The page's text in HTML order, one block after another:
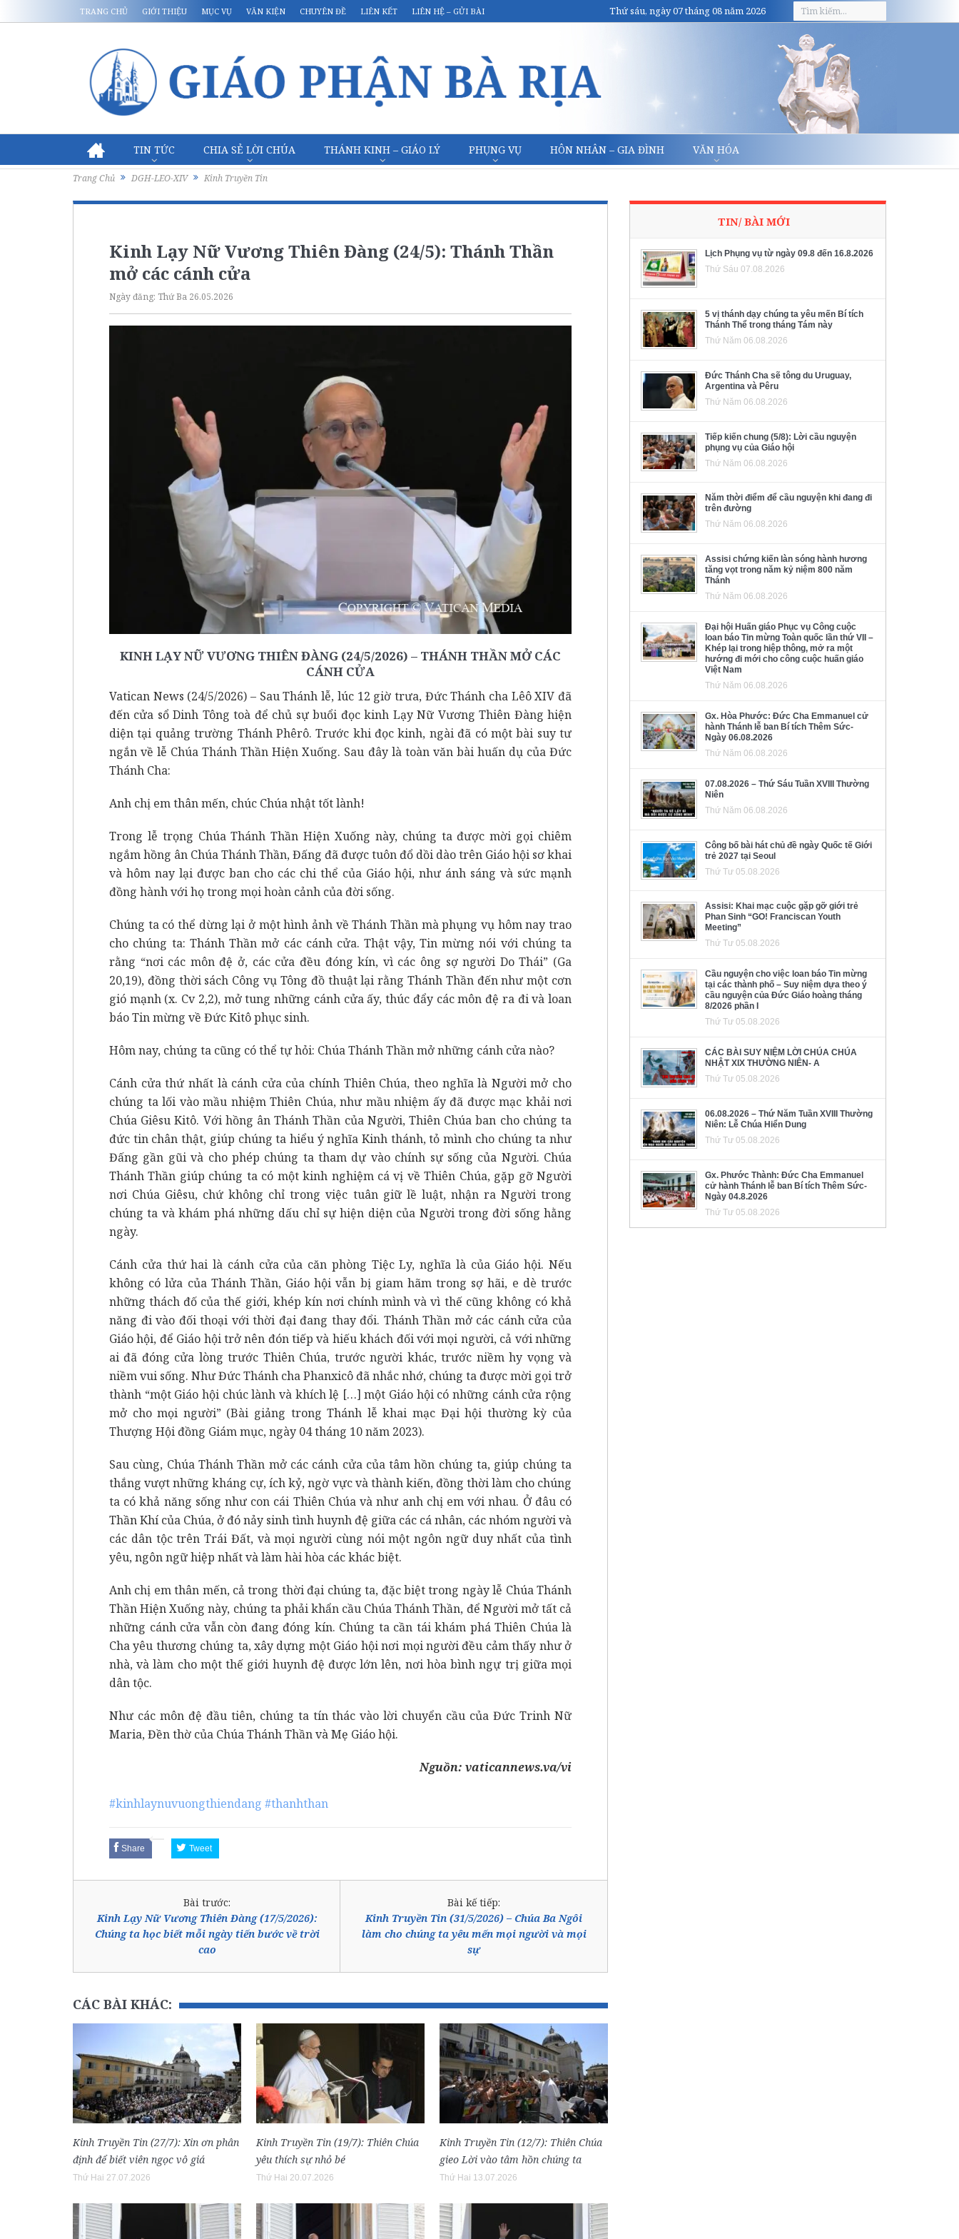
TRANG CHỦ GIỚI THIỆU MỤC VỤ VĂN KIỆN CHUYÊN ĐỀ LIÊN KẾT LIÊN HỆ – GỬI BÀI Thứ sáu, ngày 07 tháng 08 năm 2026
TIN TỨC CHIA SẺ LỜI CHÚA THÁNH KINH – GIÁO LÝ PHỤNG VỤ HÔN NHÂN – GIA ĐÌNH VĂN HÓA
Trang Chủ DGH-LEO-XIV Kinh Truyền Tin
Kinh Lạy Nữ Vương Thiên Đàng (24/5): Thánh Thần
mở các cánh cửa
Ngày đăng: Thứ Ba 26.05.2026
KINH LẠY NỮ VƯƠNG THIÊN ĐÀNG (24/5/2026) – THÁNH THẦN MỞ CÁC
CÁNH CỬA
Vatican News (24/5/2026) – Sau Thánh lễ, lúc 12 giờ trưa, Đức Thánh cha Lêô XIV đã
đến cửa sổ Dinh Tông toà để chủ sự buổi đọc kinh Lạy Nữ Vương Thiên Đàng hiện
diện tại quảng trường Thánh Phêrô. Trước khi đọc kinh, ngài đã có một bài suy tư
ngắn về lễ Chúa Thánh Thần Hiện Xuống. Sau đây là toàn văn bài huấn dụ của Đức
Thánh Cha:
Anh chị em thân mến, chúc Chúa nhật tốt lành!
Trong lễ trọng Chúa Thánh Thần Hiện Xuống này, chúng ta được mời gọi chiêm
ngắm hồng ân Chúa Thánh Thần, Đấng đã được tuôn đổ dồi dào trên Giáo hội sơ khai
và hôm nay lại được ban cho các chi thể của Giáo hội, như ánh sáng và sức mạnh
đồng hành với họ trong mọi hoàn cảnh của đời sống.
Chúng ta có thể dừng lại ở một hình ảnh về Thánh Thần mà phụng vụ hôm nay trao
cho chúng ta: Thánh Thần mở các cánh cửa. Thật vậy, Tin mừng nói với chúng ta
rằng “nơi các môn đệ ở, các cửa đều đóng kín, vì các ông sợ người Do Thái” (Ga
20,19), đồng thời sách Công vụ Tông đồ thuật lại rằng Thánh Thần đến như một cơn
gió mạnh (x. Cv 2,2), mở tung những cánh cửa ấy, thúc đẩy các môn đệ ra đi và loan
báo Tin mừng về Đức Kitô phục sinh.
Hôm nay, chúng ta cũng có thể tự hỏi: Chúa Thánh Thần mở những cánh cửa nào?
Cánh cửa thứ nhất là cánh cửa của chính Thiên Chúa, theo nghĩa là Người mở cho
chúng ta lối vào mầu nhiệm Thiên Chúa, như mầu nhiệm ấy đã được mạc khải nơi
Chúa Giêsu Kitô. Với hồng ân Thánh Thần của Người, Thiên Chúa ban cho chúng ta
đức tin chân thật, giúp chúng ta hiểu ý nghĩa Kinh thánh, tỏ mình cho chúng ta như
Đấng gần gũi và cho phép chúng ta tham dự vào chính sự sống của Người. Chúa
Thánh Thần giúp chúng ta có một kinh nghiệm cá vị về Thiên Chúa, gặp gỡ Người
nơi Chúa Giêsu, chứ không chỉ trong việc tuân giữ lề luật, nhận ra Người trong
chúng ta và khám phá những dấu chỉ sự hiện diện của Người trong đời sống hằng
ngày.
Cánh cửa thứ hai là cánh cửa của căn phòng Tiệc Ly, nghĩa là của Giáo hội. Nếu
không có lửa của Thánh Thần, Giáo hội vẫn bị giam hãm trong sợ hãi, e dè trước
những thách đố của thế giới, khép kín nơi chính mình và vì thế cũng không có khả
năng đi vào đối thoại với thời đại đang thay đổi. Thánh Thần mở các cánh cửa của
Giáo hội, để Giáo hội trở nên đón tiếp và hiếu khách đối với mọi người, cả với những
ai đã đóng cửa lòng trước Thiên Chúa, trước người khác, trước niềm hy vọng và
niềm vui sống. Như Đức Thánh cha Phanxicô đã nhắc nhớ, chúng ta được mời gọi trở
thành “một Giáo hội chúc lành và khích lệ […] một Giáo hội có những cánh cửa rộng
mở cho mọi người” (Bài giảng trong Thánh lễ khai mạc Đại hội thường kỳ của
Thượng Hội đồng Giám mục, ngày 04 tháng 10 năm 2023).
Sau cùng, Chúa Thánh Thần mở các cánh cửa của tâm hồn chúng ta, giúp chúng ta
thắng vượt những kháng cự, ích kỷ, ngờ vực và thành kiến, đồng thời làm cho chúng
ta có khả năng sống như con cái Thiên Chúa và như anh chị em với nhau. Ở đâu có
Thần Khí của Chúa, ở đó nảy sinh tình huynh đệ giữa các cá nhân, các nhóm người và
các dân tộc trên Trái Đất, và mọi người cùng nói một ngôn ngữ duy nhất của tình
yêu, ngôn ngữ hiệp nhất và làm hài hòa các khác biệt.
Anh chị em thân mến, cả trong thời đại chúng ta, đặc biệt trong ngày lễ Chúa Thánh
Thần Hiện Xuống này, chúng ta phải khẩn cầu Chúa Thánh Thần, để Người mở tất cả
những cánh cửa vẫn còn đang đóng kín. Chúng ta cần tái khám phá Thiên Chúa là
Cha yêu thương chúng ta, xây dựng một Giáo hội nơi mọi người đều cảm thấy như ở
nhà, và làm cho một thế giới huynh đệ được lớn lên, nơi hòa bình ngự trị giữa mọi
dân tộc.
Như các môn đệ đầu tiên, chúng ta tín thác vào lời chuyển cầu của Đức Trinh Nữ
Maria, Đền thờ của Chúa Thánh Thần và Mẹ Giáo hội.
Nguồn: vaticannews.va/vi
#kinhlaynuvuongthiendang #thanhthan
Share Tweet
Bài trước:
Kinh Lạy Nữ Vương Thiên Đàng (17/5/2026):
Chúng ta học biết mỗi ngày tiến bước về trời
cao
Bài kế tiếp:
Kinh Truyền Tin (31/5/2026) – Chúa Ba Ngôi
làm cho chúng ta yêu mến mọi người và mọi
sự
CÁC BÀI KHÁC:
Kinh Truyền Tin (27/7): Xin ơn phân
định để biết viên ngọc vô giá
Thứ Hai 27.07.2026
Kinh Truyền Tin (19/7): Thiên Chúa
yêu thích sự nhỏ bé
Thứ Hai 20.07.2026
Kinh Truyền Tin (12/7): Thiên Chúa
gieo Lời vào tâm hồn chúng ta
Thứ Hai 13.07.2026
TIN/ BÀI MỚI
Lịch Phụng vụ từ ngày 09.8 đến 16.8.2026
Thứ Sáu 07.08.2026
5 vị thánh dạy chúng ta yêu mến Bí tích
Thánh Thể trong tháng Tám này
Thứ Năm 06.08.2026
Đức Thánh Cha sẽ tông du Uruguay,
Argentina và Pêru
Thứ Năm 06.08.2026
Tiếp kiến chung (5/8): Lời cầu nguyện
phụng vụ của Giáo hội
Thứ Năm 06.08.2026
Năm thời điểm để cầu nguyện khi đang đi
trên đường
Thứ Năm 06.08.2026
Assisi chứng kiến làn sóng hành hương
tăng vọt trong năm kỷ niệm 800 năm
Thánh
Thứ Năm 06.08.2026
Đại hội Huấn giáo Phục vụ Công cuộc
loan báo Tin mừng Toàn quốc lần thứ VII –
Khép lại trong hiệp thông, mở ra một
hướng đi mới cho công cuộc huấn giáo
Việt Nam
Thứ Năm 06.08.2026
Gx. Hòa Phước: Đức Cha Emmanuel cử
hành Thánh lễ ban Bí tích Thêm Sức-
Ngày 06.08.2026
Thứ Năm 06.08.2026
07.08.2026 – Thứ Sáu Tuần XVIII Thường
Niên
Thứ Năm 06.08.2026
Công bố bài hát chủ đề ngày Quốc tế Giới
trẻ 2027 tại Seoul
Thứ Tư 05.08.2026
Assisi: Khai mạc cuộc gặp gỡ giới trẻ
Phan Sinh “GO! Franciscan Youth
Meeting”
Thứ Tư 05.08.2026
Cầu nguyện cho việc loan báo Tin mừng
tại các thành phố – Suy niệm dựa theo ý
cầu nguyện của Đức Giáo hoàng tháng
8/2026 phần I
Thứ Tư 05.08.2026
CÁC BÀI SUY NIỆM LỜI CHÚA CHÚA
NHẬT XIX THƯỜNG NIÊN- A
Thứ Tư 05.08.2026
06.08.2026 – Thứ Năm Tuần XVIII Thường
Niên: Lễ Chúa Hiển Dung
Thứ Tư 05.08.2026
Gx. Phước Thành: Đức Cha Emmanuel
cử hành Thánh lễ ban Bí tích Thêm Sức-
Ngày 04.8.2026
Thứ Tư 05.08.2026